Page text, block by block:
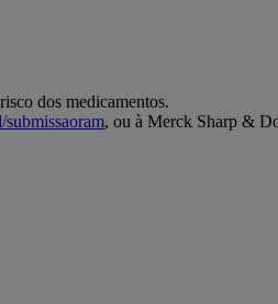
dos medicamentos.
, ou à Merck Sharp &